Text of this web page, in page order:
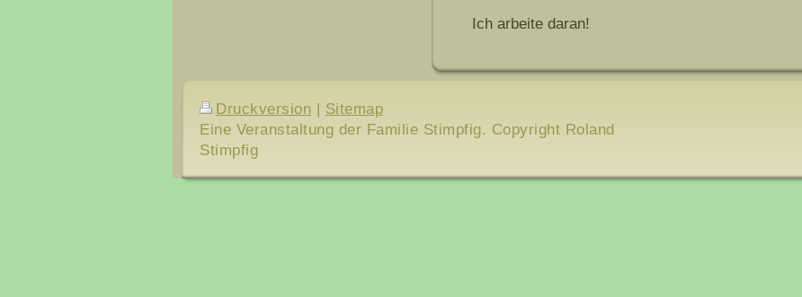
Ich arbeite daran!
Druckversion
Sitemap
Eine Veranstaltung der Familie Stimpfig. Copyright Roland
Stimpfig